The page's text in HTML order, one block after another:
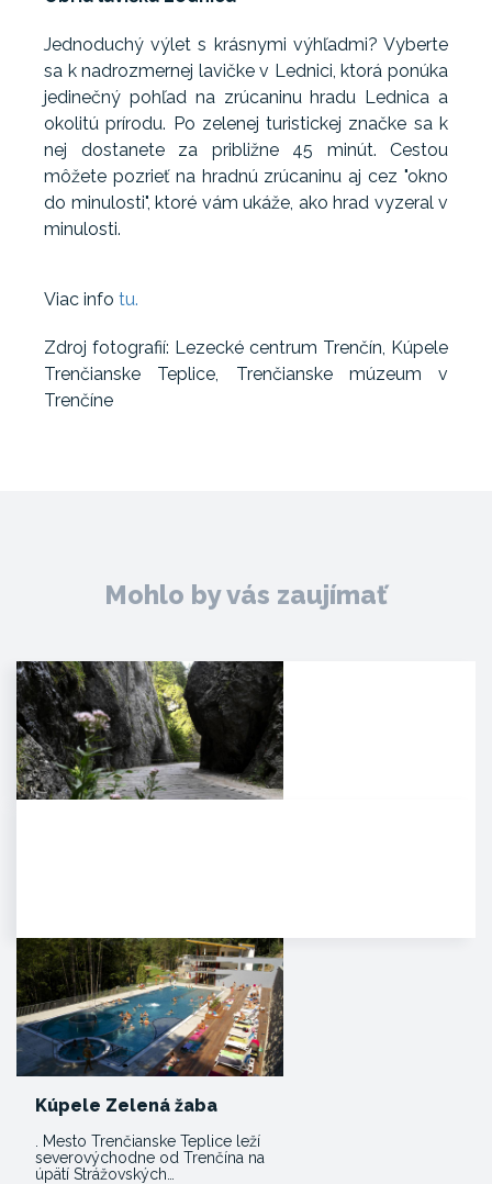
Jednoduchý výlet s krásnymi výhľadmi? Vyberte
sa k nadrozmernej lavičke v Lednici, ktorá ponúka
jedinečný pohľad na zrúcaninu hradu Lednica a
okolitú prírodu. Po zelenej turistickej značke sa k
nej dostanete za približne 45 minút. Cestou
môžete pozrieť na hradnú zrúcaninu aj cez "okno
do minulosti", ktoré vám ukáže, ako hrad vyzeral v
minulosti.
Viac info tu.
Zdroj fotografií: Lezecké centrum Trenčín, Kúpele
Trenčianske Teplice, Trenčianske múzeum v
Trenčíne
Mohlo by vás zaujímať
Kúpele Zelená žaba
. Mesto Trenčianske Teplice leží
severovýchodne od Trenčína na
úpätí Strážovských…